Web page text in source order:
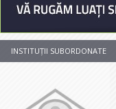
INSTITUȚII SUBORDONATE